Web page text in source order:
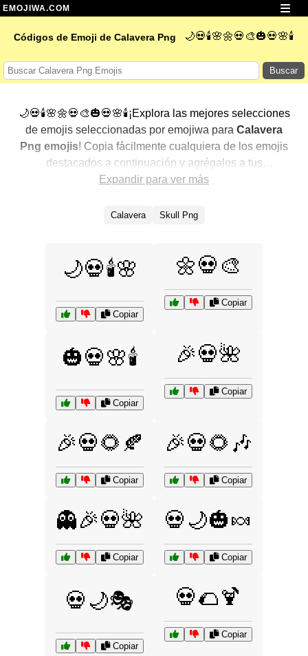
EMOJIWA.COM
Códigos de Emoji de Calavera Png 🌙💀🕯️🌸🌼💀🎨🎃💀🌸🕯️
Buscar
🌙💀🕯️🌸🌼💀🎨🎃💀🌸🕯️¡Explora las mejores selecciones
de emojis seleccionadas por emojiwa para Calavera
Png emojis! Copia fácilmente cualquiera de los emojis
destacados a continuación y agrégalos a tus
conversaciones para un toque personalizado. Hemos
mostrando primero los más populares. ¿Buscas más?
Expandir para ver más
Calavera Skull Png
🌙💀🕯️🌸
Copiar
🌼💀🎨
Copiar
🎃💀🌸🕯️
Copiar
🎉💀🌺
Copiar
🎉💀🌻🍂
Copiar
🎉💀🌻🎶
Copiar
👻🎉💀🌺
Copiar
💀🌙🎃🍬
Copiar
💀🌙🎭
Copiar
💀🌮🍹
Copiar